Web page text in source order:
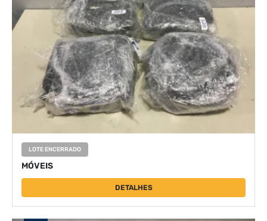
LOTE ENCERRADO
MÓVEIS
DETALHES